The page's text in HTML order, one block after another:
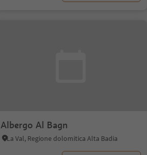
Albergo Al Bagn
La Val, Regione dolomitica Alta Badia